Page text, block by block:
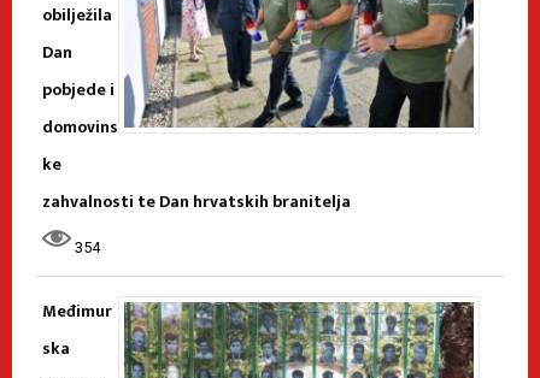
obilježila
Dan
pobjede i
domovins
ke
zahvalnosti te Dan hrvatskih branitelja
354
Međimur
ska